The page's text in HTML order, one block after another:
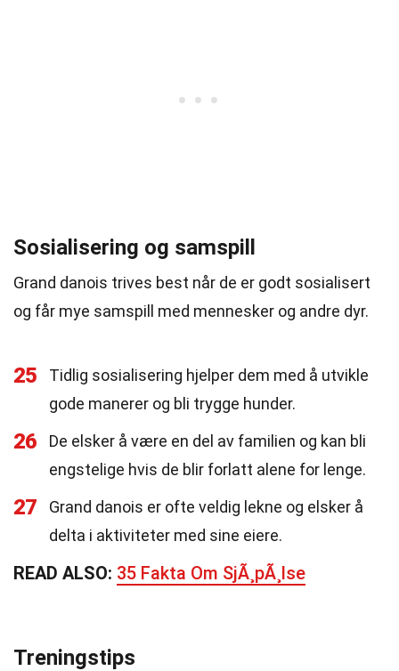
Sosialisering og samspill
Grand danois trives best når de er godt sosialisert
og får mye samspill med mennesker og andre dyr.
25
Tidlig sosialisering hjelper dem med å utvikle
gode manerer og bli trygge hunder.
26
De elsker å være en del av familien og kan bli
engstelige hvis de blir forlatt alene for lenge.
27
Grand danois er ofte veldig lekne og elsker å
delta i aktiviteter med sine eiere.
READ ALSO: 35 Fakta Om SjÃ¸pÃ¸lse
Treningstips